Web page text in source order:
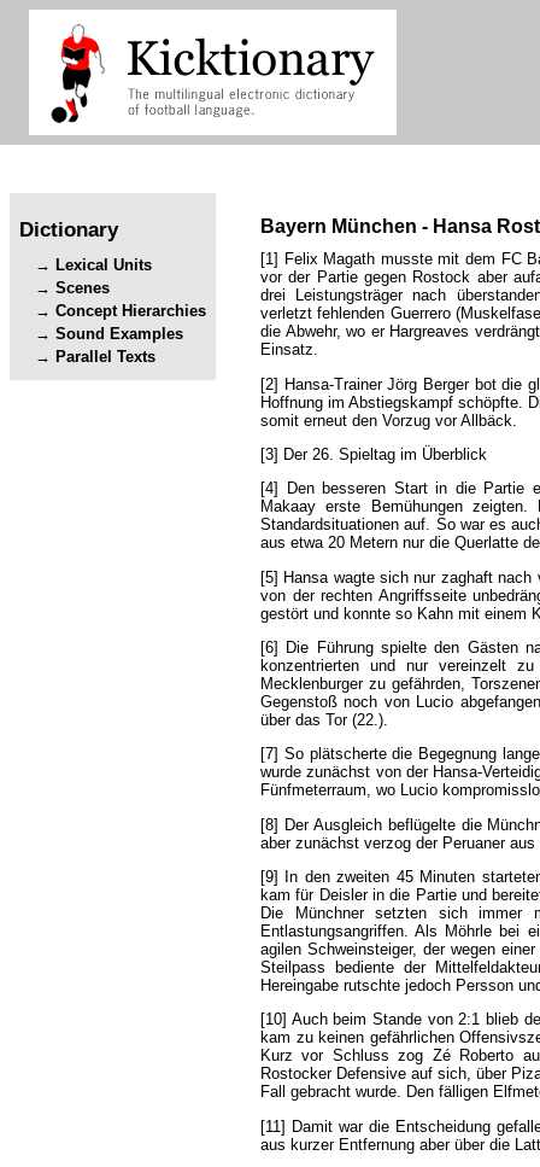
Dictionary
Lexical Units
Scenes
Concept Hierarchies
Sound Examples
Parallel Texts
Bayern München - Hansa
[1] Felix Magath musste mit dem FC
vor der Partie gegen Rostock aber
drei
Leistungsträger nach
verletzt fehlenden Guerrero(
die Abwehr, wo er Hargreaves
Einsatz.
[2] Hansa-Trainer Jörg Berger bot die
Hoffnung im Abstiegskampf schöpfte
somit erneut den Vorzug vor Allbäck
[3] Der 26. Spieltag im Überblick
[4]
Den besseren Start in die Partie
Makaay erste Bemühungen zeigten.
Standardsituationen auf. So war es
aus etwa 20 Metern nur die Querlatte
[5] Hansa wagte sich nur zaghaft nach
von der rechten Angriffsseite
gestört und konnte so Kahn mit einem
[6]
Die Führung spielte den Gästen
konzentrierten und nur vereinzelt zu
Mecklenburger zu gefährden,
Gegenstoß noch von Lucio abgefangen
über das Tor(22.).
[7] So plätscherte die Begegnung lange
wurde zunächst von der Hansa-
Fünfmeterraum, wo Lucio
[8] Der Ausgleich beflügelte die
aber zunächst verzog der Peruaner aus
[9]
In den zweiten 45 Minuten
kam für Deisler in die Partie und
Die
Münchner setzten sich immer
Entlastungsangriffen.Als Möhrle bei
agilen Schweinsteiger, der wegen einer
Steilpass
bediente der
Hereingabe rutschte jedoch Persson
[10] Auch beim Stande von 2:1 blieb
kam zu keinen gefährlichen
Kurz vor Schluss zog Zé Roberto
Rostocker Defensive auf sich,über
Fall gebracht wurde. Den fälligen
[11] Damit war die Entscheidung
aus kurzer Entfernung aber über die